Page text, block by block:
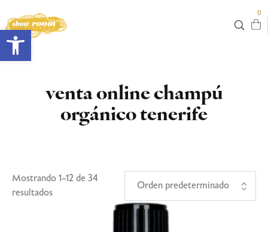
Abrir barra de herramientas
0
venta online champú
orgánico tenerife
Mostrando 1–12 de 34
resultados